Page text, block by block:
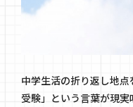
中学生活の折り返し地
受験」という言葉が現